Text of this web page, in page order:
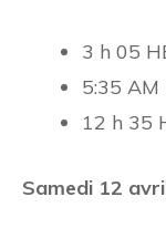
3 h 05
5:35 AM
12 h 35
Samedi 12